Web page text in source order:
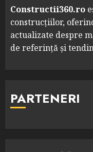
Constructii360.ro
construcțiilor,
actualizate despre
de referință și
PARTENERI